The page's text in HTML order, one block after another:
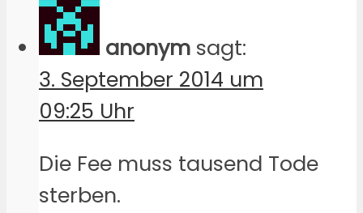
anonym sagt:
3. September 2014 um
09:25 Uhr
Die Fee muss tausend Tode
sterben.